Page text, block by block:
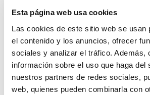
Esta página web usa cookies
Las cookies de este sitio web se usan
el contenido y los anuncios, ofrecer
sociales y analizar el tráfico. Además,
información sobre el uso que haga del
nuestros partners de redes sociales,
web, quienes pueden combinarla con
Bolsa : No
Pack (u.) : 48
Cuerpo fabricado en PET, boca ancha y
hendiduras para facilitar la toma de la
fabricado en polipropileno color rojo con
etiqueta precinto. Estériles por radiación.
etiqueta con indicación de descripción,
esterilización, lote, y fecha de caducidad.
de boca 55 mm.
Disponibles con y sin tiosulfato de sodio.
Ver más
Documentación técnica
TDS / Ficha técnica